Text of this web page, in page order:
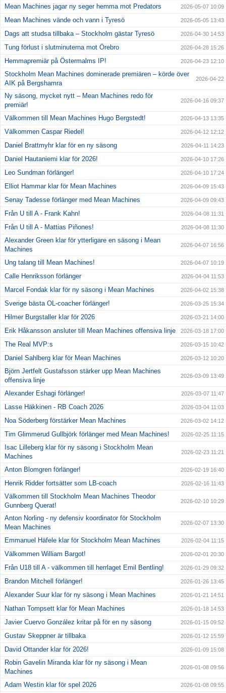
Mean Machines jagar ny seger hemma mot Predators 2026-05-07 10:09
Mean Machines vände och vann i Tyresö 2026-05-05 13:43
Dags att studsa tillbaka – Stockholm gästar Tyresö 2026-04-30 14:53
Tung förlust i slutminuterna mot Örebro 2026-04-28 15:26
Hemmapremiär på Östermalms IP! 2026-04-23 12:10
Stockholm Mean Machines dominerade premiären – körde över
AIK på Bergshamra
2026-04-22
Ny säsong, mycket nytt – Mean Machines redo för
premiär!
2026-04-16 09:37
Välkommen till Mean Machines Hugo Bergstedt! 2026-04-13 13:35
Välkommen Caspar Riedel! 2026-04-12 12:12
Daniel Brattmyhr klar för en ny säsong 2026-04-11 14:23
Daniel Hautaniemi klar för 2026! 2026-04-10 17:26
Leo Sundman förlänger! 2026-04-10 17:24
Elliot Hammar klar för Mean Machines 2026-04-09 15:43
Senay Tadesse förlänger med Mean Machines 2026-04-09 09:43
Från U till A - Frank Kahn! 2026-04-08 11:31
Från U till A - Mattias Piñones! 2026-04-08 11:30
Alexander Green klar för ytterligare en säsong i Mean
Machines
2026-04-07 16:56
Ung talang till Mean Machines! 2026-04-07 10:19
Calle Henriksson förlänger 2026-04-04 11:53
Marcel Fondak klar för ny säsong i Mean Machines 2026-04-02 15:38
Sverige bästa OL-coacher förlänger! 2026-03-25 15:34
Hilmer Burgstaller klar för 2026 2026-03-21 14:00
Erik Håkansson ansluter till Mean Machines offensiva linje 2026-03-18 17:00
The Real MVP:s 2026-03-15 10:42
Daniel Sahlberg klar för Mean Machines 2026-03-12 10:20
Björn Jertfelt Gustafsson stärker upp Mean Machines
offensiva linje
2026-03-09 13:49
Alexander Eshagi förlänger! 2026-03-07 11:47
Lasse Häkkinen - RB Coach 2026 2026-03-04 11:03
Noa Söderberg förstärker Mean Machines 2026-03-02 14:12
Tim Glimmerud Gullbjörk förlänger med Mean Machines! 2026-02-25 11:15
Isac Lilleberg klar för ny säsong i Stockholm Mean
Machines
2026-02-23 11:21
Anton Blomgren förlänger! 2026-02-19 16:40
Henrik Ridder fortsätter som LB-coach 2026-02-16 11:43
Välkommen till Stockholm Mean Machines Theodor
Gunnberg Querat!
2026-02-10 10:29
Anton Norling - ny defensiv koordinator för Stockholm
Mean Machines
2026-02-07 13:30
Emmanuel Häfele klar för Stockholm Mean Machines 2026-02-04 11:15
Välkommen William Bargot! 2026-02-01 20:30
Från U18 till A - välkommen till herrlaget Emil Bentling! 2026-01-29 09:32
Brandon Mitchell förlänger! 2026-01-26 13:45
Alexander Suur klar för ny säsong i Mean Machines 2026-01-21 14:51
Nathan Tompsett klar för Mean Machines 2026-01-18 14:53
Javier Cuervo González kritar på för en ny säsong 2026-01-15 09:52
Gustav Skeppner är tillbaka 2026-01-12 15:59
David Ottander klar för 2026! 2026-01-09 15:08
Robin Gavelin Miranda klar för ny säsong i Mean
Machines
2026-01-08 09:56
Adam Westin klar för spel 2026 2026-01-08 09:55